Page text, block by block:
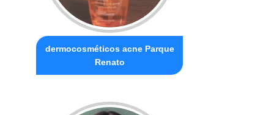
dermocosméticos acne Parque
Renato